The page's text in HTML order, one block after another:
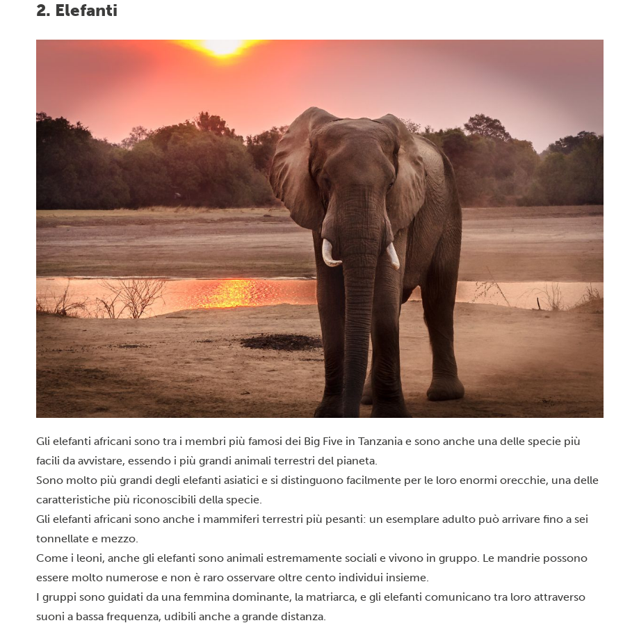
2. Elefanti
Gli elefanti africani sono tra i membri più famosi dei Big Five in Tanzania e sono anche una delle specie più
facili da avvistare, essendo i più grandi animali terrestri del pianeta.
Sono molto più grandi degli elefanti asiatici e si distinguono facilmente per le loro enormi orecchie, una delle
caratteristiche più riconoscibili della specie.
Gli elefanti africani sono anche i mammiferi terrestri più pesanti: un esemplare adulto può arrivare fino a sei
tonnellate e mezzo.
Come i leoni, anche gli elefanti sono animali estremamente sociali e vivono in gruppo. Le mandrie possono
essere molto numerose e non è raro osservare oltre cento individui insieme.
I gruppi sono guidati da una femmina dominante, la matriarca, e gli elefanti comunicano tra loro attraverso
suoni a bassa frequenza, udibili anche a grande distanza.